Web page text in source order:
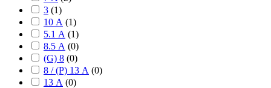
3 (1)
10 А (1)
5.1 А (1)
8.5 А (0)
(G) 8 (0)
8 / (P) 13 А (0)
13 А (0)